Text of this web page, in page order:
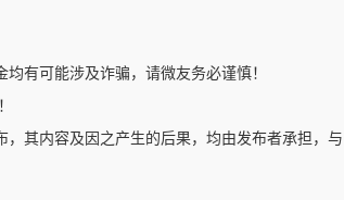
有可能涉及诈骗，请微友务必谨慎！
其内容及因之产生的后果，均由发布者承担，与